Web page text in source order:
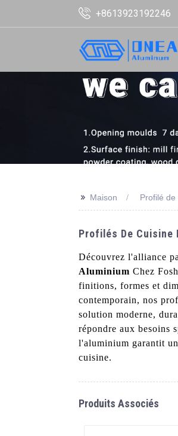
+8613923192246
>> Maison Profilé
Profilés De Cuisine
Découvrez l'alliance
Aluminium Chez
finitions, formes et
contemporain, nos
solution moderne,
répondre aux besoins
l'aluminium garantit
cuisine.
Produits Associés